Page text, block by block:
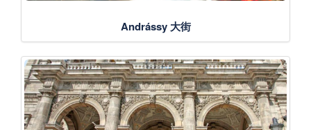
Andrássy 大街